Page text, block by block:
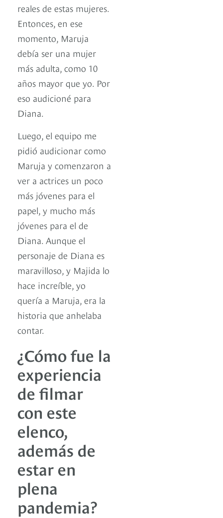
reales de estas mujeres.
Entonces, en ese
momento, Maruja
debía ser una mujer
más adulta, como 10
años mayor que yo. Por
eso audicioné para
Diana.
Luego, el equipo me
pidió audicionar como
Maruja y comenzaron a
ver a actrices un poco
más jóvenes para el
papel, y mucho más
jóvenes para el de
Diana. Aunque el
personaje de Diana es
maravilloso, y Majida lo
hace increíble, yo
quería a Maruja, era la
historia que anhelaba
contar.
¿Cómo fue la
experiencia
de filmar
con este
elenco,
además de
estar en
plena
pandemia?